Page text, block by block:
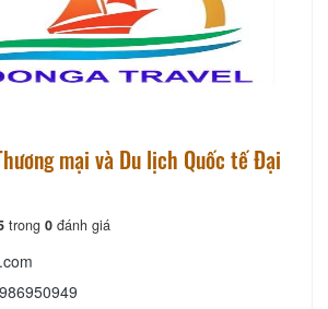
mại và Du lịch Quốc tế Đại
trong 0 đánh giá